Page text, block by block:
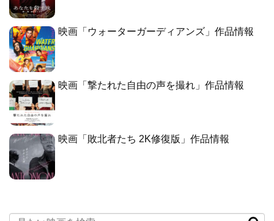
映画「ウォーターガーディアンズ」作品情報
映画「撃たれた自由の声を撮れ」作品情報
映画「敗北者たち 2K修復版」作品情報